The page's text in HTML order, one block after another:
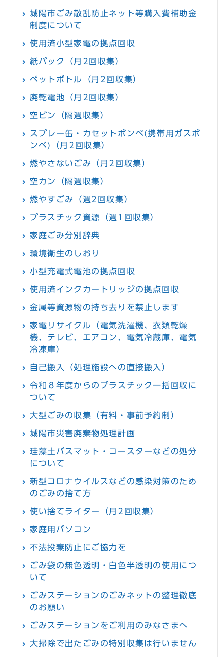
城陽市ごみ散乱防止ネット等購入費補助金
制度について
使用済小型家電の拠点回収
紙パック（月2回収集）
ペットボトル（月2回収集）
廃乾電池（月2回収集）
空ビン（隔週収集）
スプレー缶・カセットボンベ(携帯用ガスボ
ンベ)（月2回収集）
燃やさないごみ（月2回収集）
空カン（隔週収集）
燃やすごみ（週2回収集）
プラスチック資源（週1回収集）
家庭ごみ分別辞典
環境衛生のしおり
小型充電式電池の拠点回収
使用済インクカートリッジの拠点回収
金属等資源物の持ち去りを禁止します
家電リサイクル（電気洗濯機、衣類乾燥
機、テレビ、エアコン、電気冷蔵庫、電気
冷凍庫）
自己搬入（処理施設への直接搬入）
令和８年度からのプラスチック一括回収に
ついて
大型ごみの収集（有料・事前予約制）
城陽市災害廃棄物処理計画
珪藻土バスマット・コースターなどの処分
について
新型コロナウイルスなどの感染対策のため
のごみの捨て方
使い捨てライター（月2回収集）
家庭用パソコン
不法投棄防止にご協力を
ごみ袋の無色透明・白色半透明の使用につ
いて
ごみステーションのごみネットの整理徹底
のお願い
ごみステーションをご利用のみなさまへ
大掃除で出たごみの特別収集は行いません